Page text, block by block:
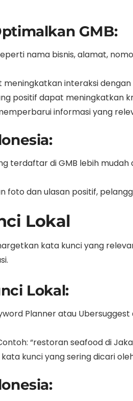
GMB:
nama bisnis, alamat,
meningkatkan interaksi
positif dapat meningkatkan
informasi yang
terdaftar di GMB lebih
foto dan ulasan positif,
Lokal
kata kunci yang
Lokal:
Planner atau
“restoran seafood di
kata kunci yang sering dicari